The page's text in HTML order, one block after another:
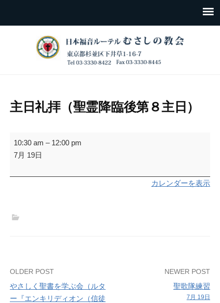
主日礼拝（聖霊降臨後第８主日）
主
日
拝
主
日）
10:30 am – 12:00 pm
7月 19日
カレンダーを表示
Post
navigation
OLDER POST
やさしく聖書を学ぶ会（ルタ
ー『エンキリディオン（信徒
NEWER POST
聖歌隊練習
7月 19日